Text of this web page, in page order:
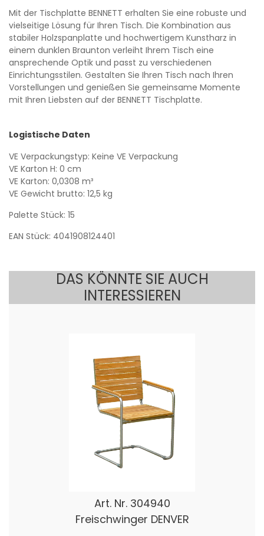
Mit der Tischplatte BENNETT erhalten Sie eine robuste und
vielseitige Lösung für Ihren Tisch. Die Kombination aus
stabiler Holzspanplatte und hochwertigem Kunstharz in
einem dunklen Braunton verleiht Ihrem Tisch eine
ansprechende Optik und passt zu verschiedenen
Einrichtungsstilen. Gestalten Sie Ihren Tisch nach Ihren
Vorstellungen und genießen Sie gemeinsame Momente
mit Ihren Liebsten auf der BENNETT Tischplatte.
Logistische Daten
VE Verpackungstyp: Keine VE Verpackung
VE Karton H: 0 cm
VE Karton: 0,0308 m³
VE Gewicht brutto: 12,5 kg
Palette Stück: 15
EAN Stück: 4041908124401
DAS KÖNNTE SIE AUCH
INTERESSIEREN
Art. Nr. 304940
Freischwinger DENVER